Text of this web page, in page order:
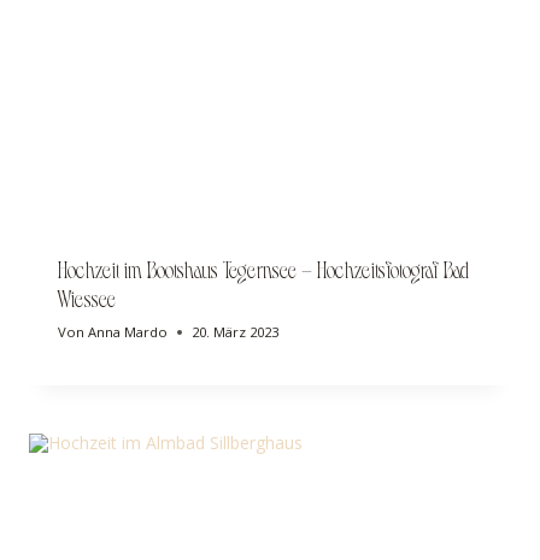
Hochzeit im Bootshaus Tegernsee – Hochzeitsfotograf Bad
Wiessee
Von Anna Mardo 20. März 2023